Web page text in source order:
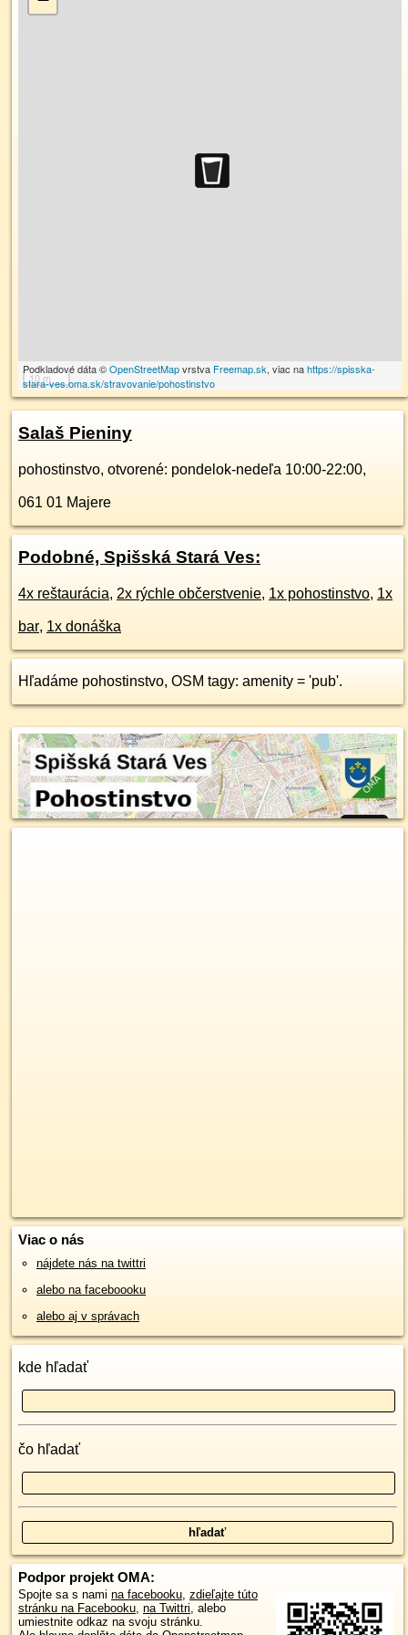
10 m
Podkladové dáta ©OpenStreetMapvrstva Freemap.sk, viac nahttps://spisska-
stara-ves.oma.sk/stravovanie/pohostinstvo
Salaš Pieniny
pohostinstvo, otvorené: pondelok-nedeľa 10:00-22:00,
061 01 Majere
Podobné, Spišská Stará Ves:
4x reštaurácia, 2x rýchle občerstvenie, 1x pohostinstvo, 1x
bar, 1x donáška
Hľadáme pohostinstvo, OSM tagy: amenity = 'pub'.
Viac o nás
nájdete nás na twittri
alebo na faceboooku
alebo aj v správach
kde hľadať
čo hľadať
Podpor projekt OMA:
Spojte sa s nami na facebooku, zdieľajte túto
stránku na Facebooku, na Twittri, alebo
umiestnite odkaz na svoju stránku.